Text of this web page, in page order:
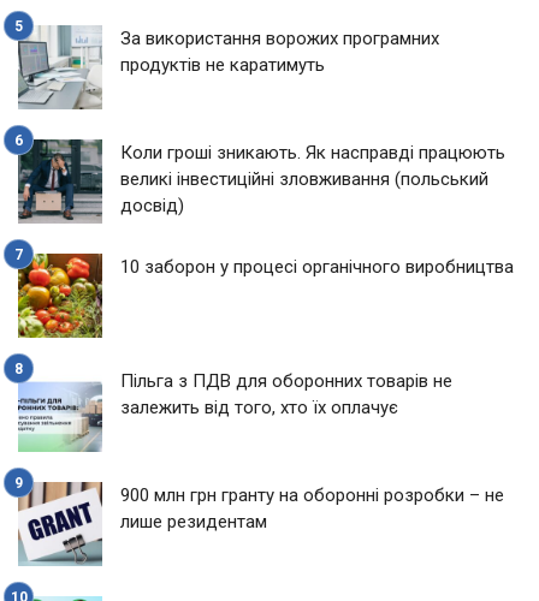
За використання ворожих програмних
продуктів не каратимуть
Коли гроші зникають. Як насправді працюють
великі інвестиційні зловживання (польський
досвід)
10 заборон у процесі органічного виробництва
Пільга з ПДВ для оборонних товарів не
залежить від того, хто їх оплачує
900 млн грн гранту на оборонні розробки – не
лише резидентам